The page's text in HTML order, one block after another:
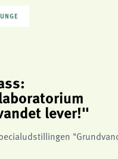
UNGE
lever!"